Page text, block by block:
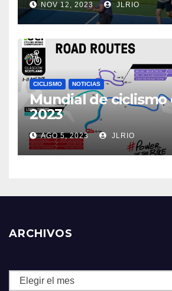
NOV 12, 2023 JLRIO
CICLISMO NOTICIAS
Mundial de ciclismo
2023
AGO 5, 2023 JLRIO
ARCHIVOS
Archivos